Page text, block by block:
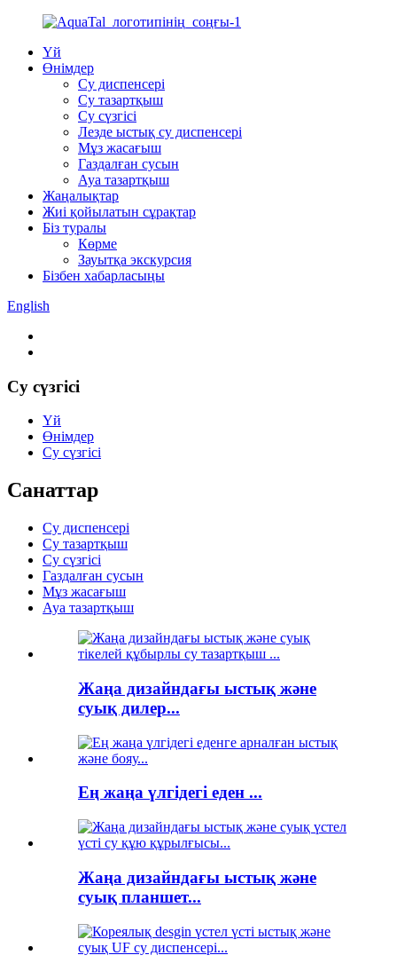
Үй
Өнімдер
Су диспенсері
Су тазартқыш
Су сүзгісі
Лезде ыстық су диспенсері
Мұз жасағыш
Газдалған сусын
Ауа тазартқыш
Жаңалықтар
Жиі қойылатын сұрақтар
Біз туралы
Көрме
Зауытқа экскурсия
Бізбен хабарласыңы
English
Су сүзгісі
Үй
Өнімдер
Су сүзгісі
Санаттар
Су диспенсері
Су тазартқыш
Су сүзгісі
Газдалған сусын
Мұз жасағыш
Ауа тазартқыш
Жаңа дизайндағы ыстық және
суық дилер...
Ең жаңа үлгідегі еден ...
Жаңа дизайндағы ыстық және
суық планшет...